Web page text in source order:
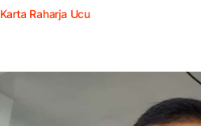
Karta Raharja Ucu